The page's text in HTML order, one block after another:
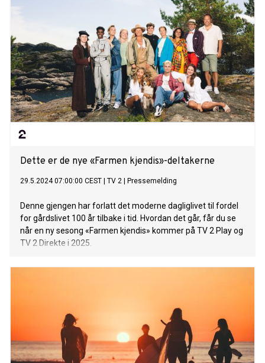
Dette er de nye «Farmen kjendis»-deltakerne
29.5.2024 07:00:00 CEST TV 2 Pressemelding
Denne gjengen har forlatt det moderne dagliglivet til fordel
for gårdslivet 100 år tilbake i tid. Hvordan det går, får du se
når en ny sesong «Farmen kjendis» kommer på TV 2 Play og
TV 2 Direkte i 2025.